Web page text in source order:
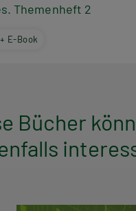
Themenheft 2
E-Book
Bücher